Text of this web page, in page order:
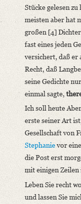
Stücke gelesen
meisten aber hat
großen [4]
fast eines jeden
versichert, daß er
Recht, daß
seine Gedichte
einmal sagte,
Ich soll heute
erste seiner Art
Gesellschaft von
Stephanievor
die Post erst
mit einigen
Leben Sie recht
und lassen Sie